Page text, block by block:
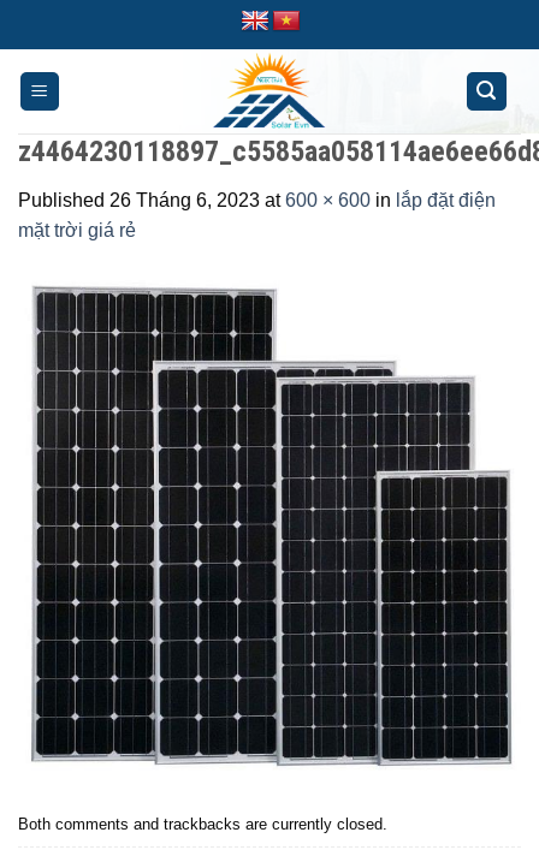
content
Published 26 Tháng 6, 2023 at600 × 600 in lắp đặt điện
mặt trời giá rẻ
Both comments and trackbacks are currently closed.